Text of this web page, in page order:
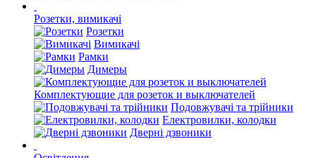
Розетки, вимикачі
Розетки
Вимикачі
Рамки
Димеры
Комплектующие для розеток и выключателей
Подовжувачі та трійники
Електровилки, колодки
Дверні дзвоники